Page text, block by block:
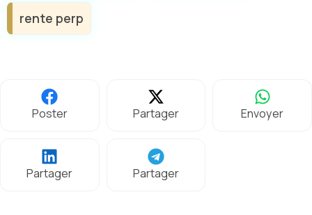
rente perp
Poster Partager Envoyer
Partager Partager